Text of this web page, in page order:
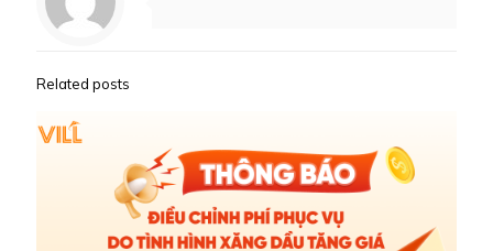
Related posts